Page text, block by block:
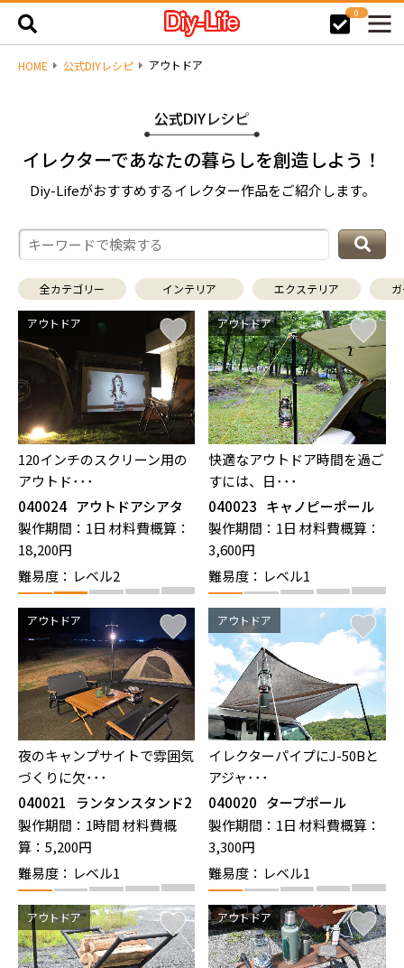
0
HOME 公式DIYレシピ アウトドア
イレクターであなたの暮らしを創造しよう！
Diy-Lifeがおすすめするイレクター作品をご紹介します。
全カテゴリー インテリア エクステリア
アウトドア
120インチのスクリーン用の
アウトド･･･
040024 アウトドアシアタ
ー
製作期間：1日 材料費概算：
18,200円
難易度：レベル2
アウトドア
快適なアウトドア時間を過ご
すには、日･･･
040023 キャノピーポール
製作期間：1日 材料費概算：
3,600円
難易度：レベル1
アウトドア
夜のキャンプサイトで雰囲気
づくりに欠･･･
040021
ランタンスタンド2
製作期間：1時間材料費概
算：5,200円
難易度：レベル1
アウトドア
イレクターパイプにJ-50Bと
アジャ･･･
040020 タープポール
製作期間：1日 材料費概算：
3,300円
難易度：レベル1
アウトドア アウトドア